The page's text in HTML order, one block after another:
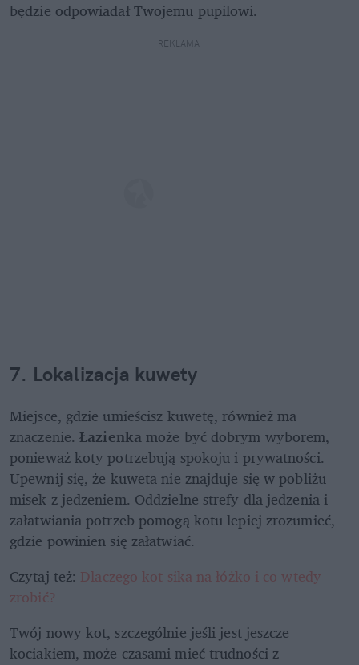
będzie odpowiadał Twojemu pupilowi.
REKLAMA
7. Lokalizacja kuwety
Miejsce, gdzie umieścisz kuwetę, również ma
znaczenie. Łazienka może być dobrym wyborem,
ponieważ koty potrzebują spokoju i prywatności.
Upewnij się, że kuweta nie znajduje się w pobliżu
misek z jedzeniem. Oddzielne strefy dla jedzenia i
załatwiania potrzeb pomogą kotu lepiej zrozumieć,
gdzie powinien się załatwiać.
Czytaj też: Dlaczego kot sika na łóżko i co wtedy
zrobić?
Twój nowy kot, szczególnie jeśli jest jeszcze
kociakiem, może czasami mieć trudności z